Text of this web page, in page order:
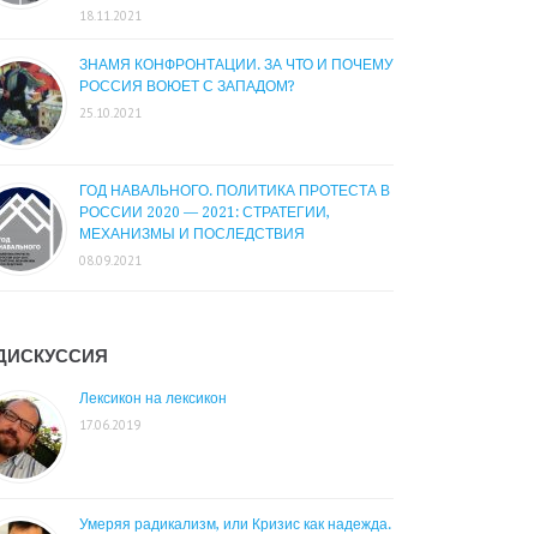
18.11.2021
ЗНАМЯ КОНФРОНТАЦИИ. ЗА ЧТО И ПОЧЕМУ
РОССИЯ ВОЮЕТ С ЗАПАДОМ?
25.10.2021
ГОД НАВАЛЬНОГО. ПОЛИТИКА ПРОТЕСТА В
РОССИИ 2020 — 2021: СТРАТЕГИИ,
МЕХАНИЗМЫ И ПОСЛЕДСТВИЯ
08.09.2021
Лексикон на лексикон
17.06.2019
Умеряя радикализм, или Кризис как надежда.